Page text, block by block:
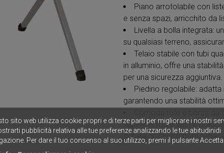
Piano arrotolabile con
e senza spazi, arricchito da
Livella a bolla integrata:
su qualsiasi terreno,
Telaio stabile con tubi
in alluminio, offre una
per una sicurezza aggiuntiva.
Piedino regolabile:
garantendo una stabilità
Comoda rete e borsa
superiori, ma è anche
dotata di 2 scomparti
sito web utilizza cookie propri e di terze parti per migliorare i nostri
pubblicità relativa alle tue preferenze analizzando le tue abitudinidi
Per dare il tuo consenso al suo utilizzo, premi il pulsante Accetta.